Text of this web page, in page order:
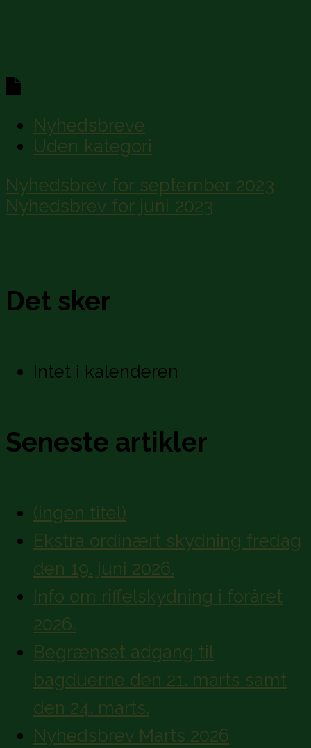
Nyhedsbreve
Uden kategori
Post
navigation
Nyhedsbrev for september 2023
Nyhedsbrev for juni 2023
Det sker
Intet i kalenderen
Seneste artikler
(ingen titel)
Ekstra ordinært skydning fredag
den 19. juni 2026.
Info om riffelskydning i foråret
2026.
Begrænset adgang til
bagduerne den 21. marts samt
den 24. marts.
Nyhedsbrev Marts 2026